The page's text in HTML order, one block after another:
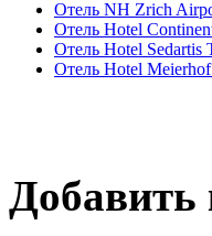
Отель NH Zrich
Отель Hotel
Отель Hotel Sedartis
Отель Hotel
Добавить